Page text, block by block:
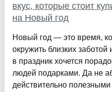
вкус, которые стоит
на Новый год
Новый год — это время,
окружить близких
в праздник хочется
людей подарками. Да не
действительно